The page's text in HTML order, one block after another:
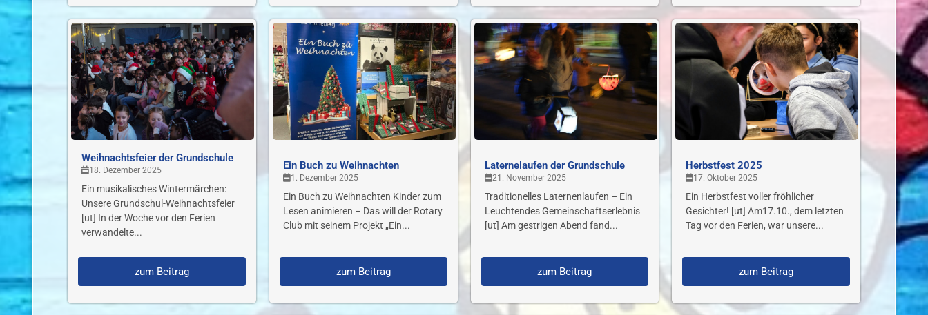
Weihnachtsfeier der Grundschule
18. Dezember 2025
Ein musikalisches Wintermärchen:
Unsere Grundschul-Weihnachtsfeier
[ut] In der Woche vor den Ferien
verwandelte...
zum Beitrag
Ein Buch zu Weihnachten
1. Dezember 2025
Ein Buch zu Weihnachten Kinder zum
Lesen animieren – Das will der Rotary
Club mit seinem Projekt „Ein...
zum Beitrag
Laternelaufen der Grundschule
21. November 2025
Traditionelles Laternenlaufen – Ein
Leuchtendes Gemeinschaftserlebnis
[ut] Am gestrigen Abend fand...
zum Beitrag
Herbstfest 2025
17. Oktober 2025
Ein Herbstfest voller fröhlicher
Gesichter! [ut] Am17.10., dem letzten
Tag vor den Ferien, war unsere...
zum Beitrag